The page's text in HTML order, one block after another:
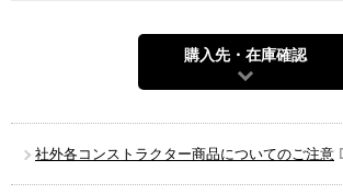
購入先・在庫確認
社外各コンストラクター商品についてのご注意